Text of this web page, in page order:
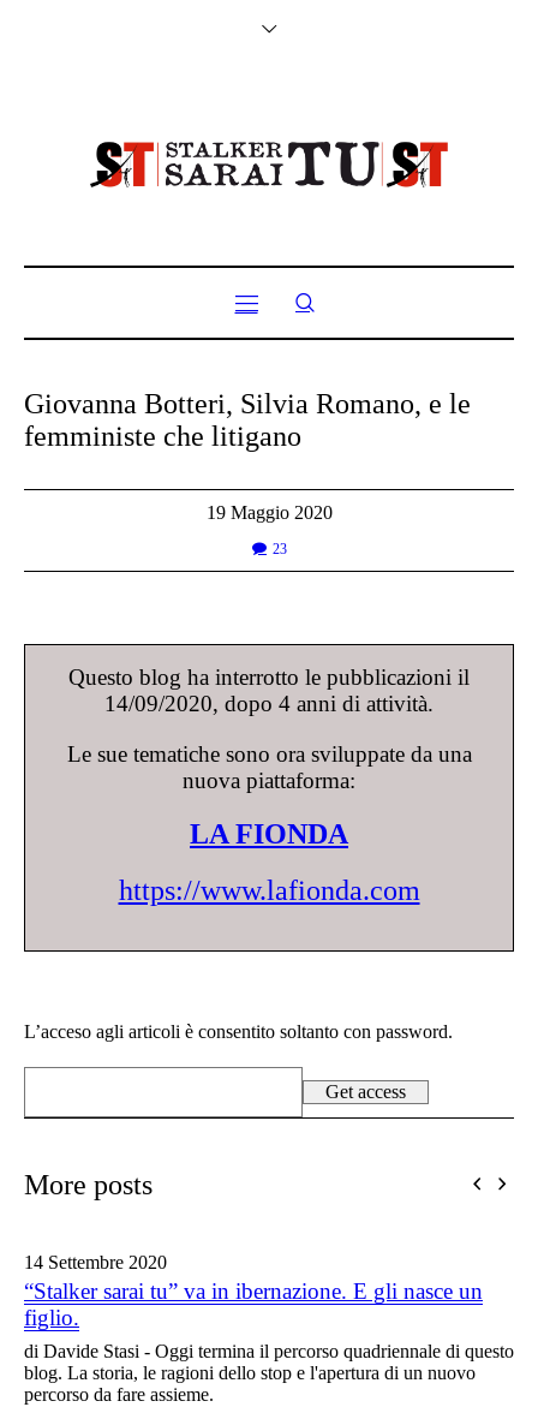
Giovanna Botteri, Silvia Romano, e le
femministe che litigano
19 Maggio 2020
23
Questo blog ha interrotto le pubblicazioni il
14/09/2020, dopo 4 anni di attività.
Le sue tematiche sono ora sviluppate da una
nuova piattaforma:
LA FIONDA
https://www.lafionda.com
L’acceso agli articoli è consentito soltanto con password.
More posts
14 Settembre 2020
“Stalker sarai tu” va in ibernazione. E gli nasce un
figlio.
di Davide Stasi - Oggi termina il percorso quadriennale di questo
blog. La storia, le ragioni dello stop e l'apertura di un nuovo
percorso da fare assieme.